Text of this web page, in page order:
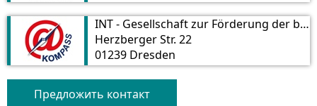
INT - Gesellschaft zur Förderung der beruflichen u. sozialen Integration GmbH
Herzberger Str. 22
01239 Dresden
Предложить контакт